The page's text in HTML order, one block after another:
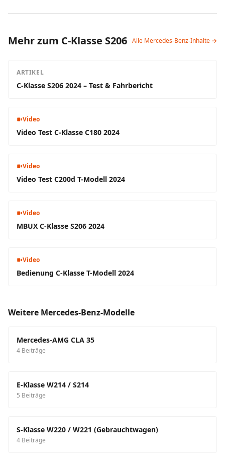
Mehr zum C-Klasse S206 Alle Mercedes-Benz-Inhalte →
ARTIKEL
C-Klasse S206 2024 – Test & Fahrbericht
Video
Video Test C-Klasse C180 2024
Video
Video Test C200d T-Modell 2024
Video
MBUX C-Klasse S206 2024
Video
Bedienung C-Klasse T-Modell 2024
Weitere Mercedes-Benz-Modelle
Mercedes-AMG CLA 35
4 Beiträge
E-Klasse W214 / S214
5 Beiträge
S-Klasse W220 / W221 (Gebrauchtwagen)
4 Beiträge